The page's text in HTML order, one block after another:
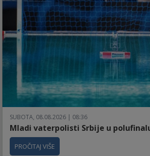
SUBOTA, 08.08.2026 | 08:36
Mladi vaterpolisti Srbije u
PROČITAJ VIŠE